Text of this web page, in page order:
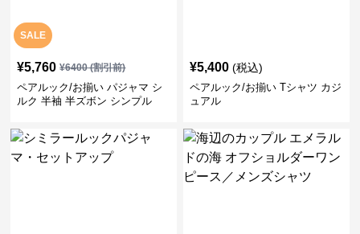
SALE
¥5,760 ¥6400(割引前)
ペアルック/お揃い パジャマ シ
ルク 半袖 半ズボン シンプル
¥5,400 (税込)
ペアルック/お揃い Tシャツ カジ
ュアル